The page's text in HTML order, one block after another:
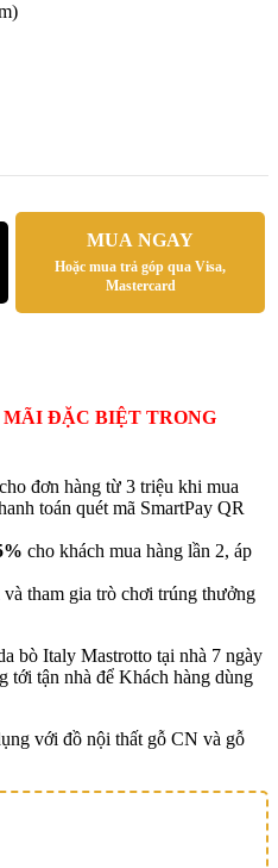
MUA NGAY
Hoặc mua trả góp qua Visa,
Mastercard
ĐẶC BIỆT TRONG
cho đơn hàng từ 3 triệu khi mua
toán quét mã SmartPay QR
cho khách mua hàng lần 2, áp
tham gia trò chơi trúng thưởng
bò Italy Mastrotto tại nhà 7 ngày
tới tận nhà để Khách hàng dùng
với đồ nội thất gỗ CN và gỗ